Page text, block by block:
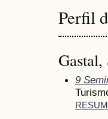
Perfil
Gastal,
9